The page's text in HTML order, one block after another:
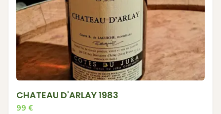
CHATEAU D'ARLAY 1983
99 €